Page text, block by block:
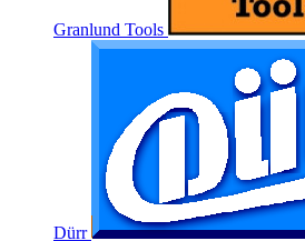
Granlund Tools
Dürr